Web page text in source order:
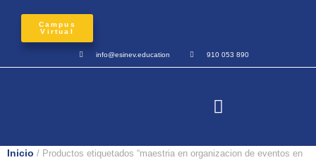
Campus
Virtual
info@esinev.education 910 053 890
Inicio / Productos etiquetados “maestria en organizacion de eventos en